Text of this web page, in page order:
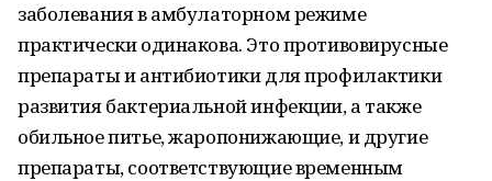
заболевания в амбулаторном режиме
практически одинакова. Это противовирусные
препараты и антибиотики для профилактики
развития бактериальной инфекции, а также
обильное питье, жаропонижающие, и другие
препараты, соответствующие временным